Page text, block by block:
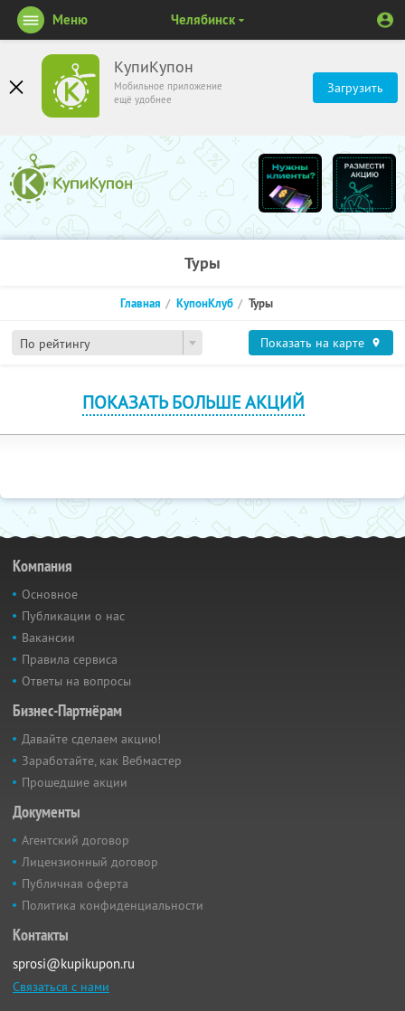
КупиКупон
Мобильное приложение
ещё удобнее
Загрузить
Меню Челябинск
Туры
По рейтингу
Главная КупонКлуб Туры
Показать на карте
ПОКАЗАТЬ БОЛЬШЕ АКЦИЙ
Компания
Основное
Публикации о нас
Вакансии
Правила сервиса
Ответы на вопросы
Бизнес-Партнёрам
Давайте сделаем акцию!
Заработайте, как Вебмастер
Прошедшие акции
Документы
Агентский договор
Лицензионный договор
Публичная оферта
Политика конфиденциальности
Контакты
sprosi@kupikupon.ru
Связаться с нами